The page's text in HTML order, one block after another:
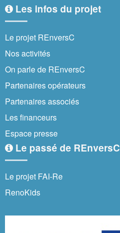
Les infos du projet
Le projet REnversC
Nos activités
On parle de REnversC
Partenaires opérateurs
Partenaires associés
Les financeurs
Espace presse
Le passé de REnversC
Le projet FAI-Re
RenoKids